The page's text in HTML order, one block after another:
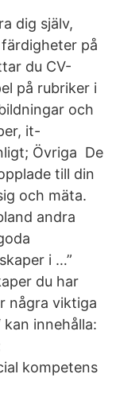
dig själv,
på
du CV-
på rubriker i
och
it-
Övriga De
till din
och mäta.
andra
i …”
du har
några viktiga
innehålla:
kompetens